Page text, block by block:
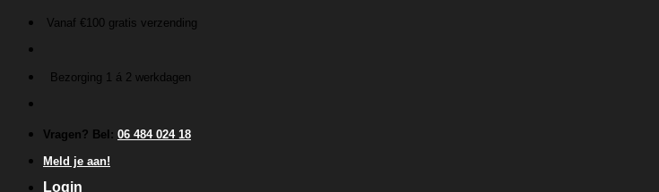
inhoud
Vanaf €100 gratis verzending
Bezorging 1 á 2 werkdagen
Vragen? Bel: 06 484 024 18
Meld je aan!
Login